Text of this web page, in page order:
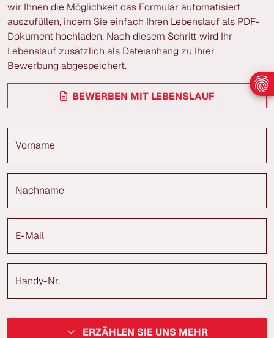
wir Ihnen die Möglichkeit das Formular automatisiert
auszufüllen, indem Sie einfach Ihren Lebenslauf als PDF-
Dokument hochladen. Nach diesem Schritt wird Ihr
Lebenslauf zusätzlich als Dateianhang zu Ihrer
Bewerbung abgespeichert.
BEWERBEN MIT LEBENSLAUF
Vorname
Nachname
E-Mail
Handy-Nr.
ERZÄHLEN SIE UNS MEHR